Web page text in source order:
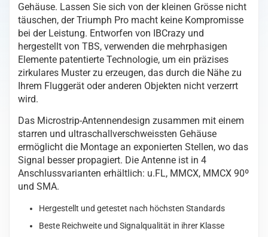
Menge
Gehäuse. Lassen Sie sich von der kleinen Grösse nicht
täuschen, der Triumph Pro macht keine Kompromisse
bei der Leistung. Entworfen von IBCrazy und
hergestellt von TBS, verwenden die mehrphasigen
Elemente patentierte Technologie, um ein präzises
zirkulares Muster zu erzeugen, das durch die Nähe zu
Ihrem Fluggerät oder anderen Objekten nicht verzerrt
wird.
Das Microstrip-Antennendesign zusammen mit einem
starren und ultraschallverschweissten Gehäuse
ermöglicht die Montage an exponierten Stellen, wo das
Signal besser propagiert. Die Antenne ist in 4
Anschlussvarianten erhältlich: u.FL, MMCX, MMCX 90º
und SMA.
Hergestellt und getestet nach höchsten Standards
Beste Reichweite und Signalqualität in ihrer Klasse